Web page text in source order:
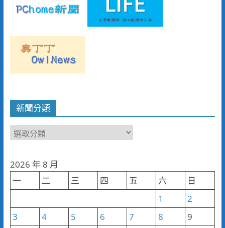
新聞分類
新
類
2026 年 8 月
一
二 三 四 五 六
日
1
2
3
4 5 6 7 8
9